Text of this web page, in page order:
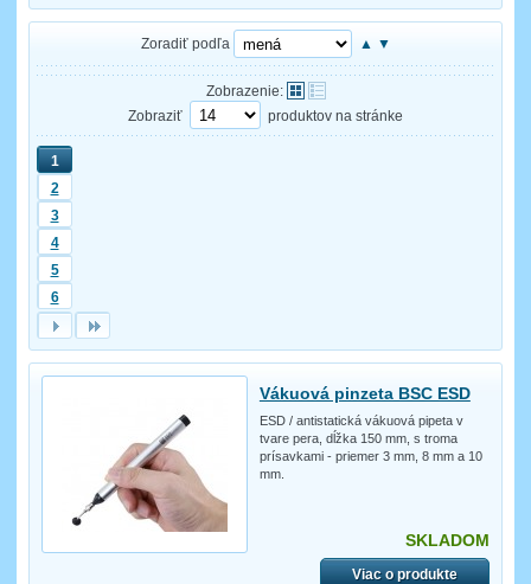
Zoradiť podľa ▲ ▼
Zobrazenie:
Zobraziť
produktov na stránke
1
2
3
4
5
6
Vákuová pinzeta BSC ESD
ESD / antistatická vákuová pipeta v
tvare pera, dĺžka 150 mm, s troma
prísavkami - priemer 3 mm, 8 mm a 10
mm.
SKLADOM
Viac o produkte